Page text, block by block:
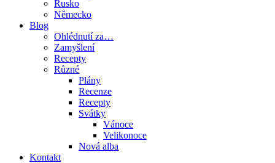
Rusko
Německo
Blog
Ohlédnutí za…
Zamyšlení
Recepty
Různé
Plány
Recenze
Recepty
Svátky
Vánoce
Velikonoce
Nová alba
Kontakt